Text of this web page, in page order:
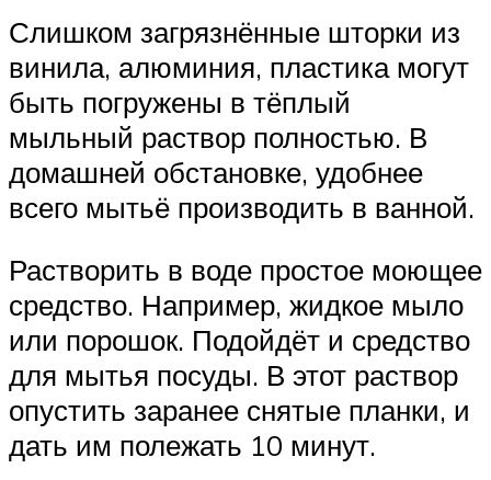
Слишком загрязнённые шторки из
винила, алюминия, пластика могут
быть погружены в тёплый
мыльный раствор полностью. В
домашней обстановке, удобнее
всего мытьё производить в ванной.
Растворить в воде простое моющее
средство. Например, жидкое мыло
или порошок. Подойдёт и средство
для мытья посуды. В этот раствор
опустить заранее снятые планки, и
дать им полежать 10 минут.